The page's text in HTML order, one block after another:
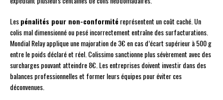
Lespénalités pour non-conformitéreprésentent un coût caché. Un
colis mal dimensionné ou pesé incorrectement entraîne des surfacturations.
Mondial Relay applique une majoration de 3€ en cas d’écart supérieur à 500 g
entre le poids déclaré et réel. Colissimo sanctionne plus sévèrement avec des
surcharges pouvant atteindre 8€. Les entreprises doivent investir dans des
balances professionnelles et former leurs équipes pour éviter ces
déconvenues.